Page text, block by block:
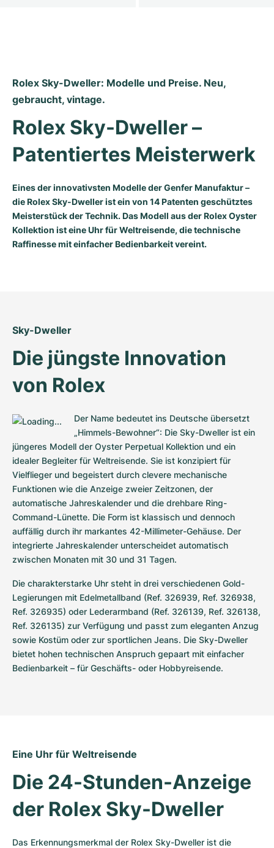
Rolex Sky-Dweller: Modelle und Preise. Neu,
gebraucht, vintage.
Rolex Sky-Dweller –
Patentiertes Meisterwerk
Eines der innovativsten Modelle der Genfer Manufaktur –
die Rolex Sky-Dweller ist ein von 14 Patenten geschütztes
Meisterstück der Technik. Das Modell aus der Rolex Oyster
Kollektion ist eine Uhr für Weltreisende, die technische
Raffinesse mit einfacher Bedienbarkeit vereint.
Sky-Dweller
Die jüngste Innovation
von Rolex
Der Name bedeutet ins Deutsche übersetzt
„Himmels-Bewohner“: Die Sky-Dweller ist ein
jüngeres Modell der Oyster Perpetual Kollektion und ein
idealer Begleiter für Weltreisende. Sie ist konzipiert für
Vielflieger und begeistert durch clevere mechanische
Funktionen wie die Anzeige zweier Zeitzonen, der
automatische Jahreskalender und die drehbare Ring-
Command-Lünette. Die Form ist klassisch und dennoch
auffällig durch ihr markantes 42-Millimeter-Gehäuse. Der
integrierte Jahreskalender unterscheidet automatisch
zwischen Monaten mit 30 und 31 Tagen.
Die charakterstarke Uhr steht in drei verschiedenen Gold-
Legierungen mit Edelmetallband (Ref. 326939, Ref. 326938,
Ref. 326935) oder Lederarmband (Ref. 326139, Ref. 326138,
Ref. 326135) zur Verfügung und passt zum eleganten Anzug
sowie Kostüm oder zur sportlichen Jeans. Die Sky-Dweller
bietet hohen technischen Anspruch gepaart mit einfacher
Bedienbarkeit – für Geschäfts- oder Hobbyreisende.
Eine Uhr für Weltreisende
Die 24-Stunden-Anzeige
der Rolex Sky-Dweller
Das Erkennungsmerkmal der Rolex Sky-Dweller ist die